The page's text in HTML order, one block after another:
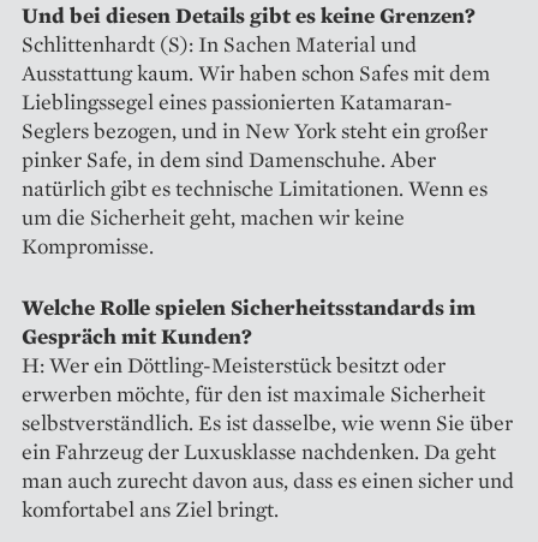
Und bei diesen Details gibt es keine Grenzen?
Schlittenhardt (S): In Sachen Material und
Ausstattung kaum. Wir haben schon Safes mit dem
Lieblingssegel eines passionierten Katamaran-
Seglers bezogen, und in New York steht ein großer
pinker Safe, in dem sind Damenschuhe. Aber
natürlich gibt es technische Limitationen. Wenn es
um die Sicherheit geht, machen wir keine
Kompromisse.
Welche Rolle spielen Sicherheitsstandards im
Gespräch mit Kunden?
H: Wer ein Döttling-Meisterstück besitzt oder
erwerben möchte, für den ist maximale Sicherheit
selbstverständlich. Es ist dasselbe, wie wenn Sie über
ein Fahrzeug der Luxusklasse nachdenken. Da geht
man auch zurecht davon aus, dass es einen sicher und
komfortabel ans Ziel bringt.